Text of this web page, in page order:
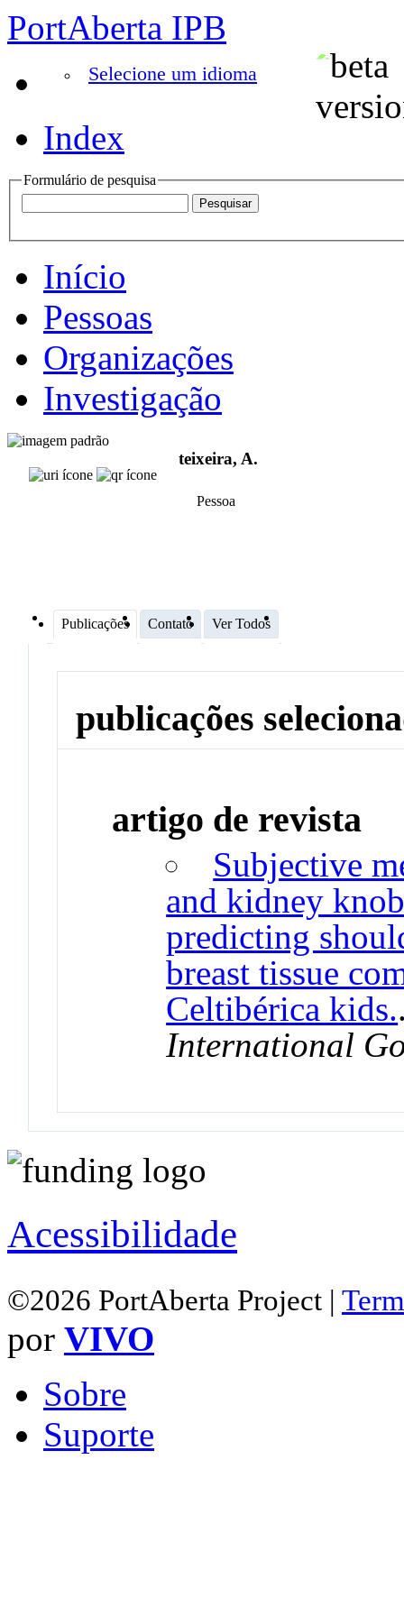
PortAberta IPB
Selecione um idioma
Index
Formulário de pesquisa
Início
Pessoas
Organizações
Investigação
teixeira, A.
Pessoa
Publicações Contato Ver Todos
publicações
artigo de revista
Subjective
and kidney
predicting
breast tissue
Celtibérica kids.
International
Acessibilidade
©2026 PortAberta Project |
por VIVO
Sobre
Suporte